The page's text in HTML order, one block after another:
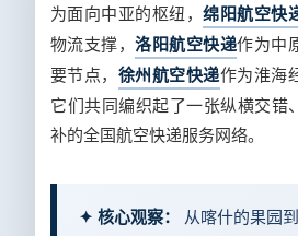
为面向中亚的枢纽，绵阳航空快
物流支撑，洛阳航空快递作为中
要节点， 徐州航空快递作为淮海
它们共同编织起了一张纵横交错
补的全国航空快递服务网络。
✦ 核心观察：
从喀什的果园